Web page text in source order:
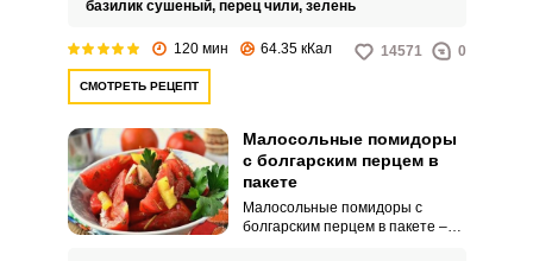
выложить в тарелку и все! Вы и
удивлены простотой в
базилик сушеный, перец чили, зелень
120 мин 64.35 кКал 14571 0
СМОТРЕТЬ РЕЦЕПТ
Малосольные помидоры
с болгарским перцем в
пакете
Малосольные помидоры с
болгарским перцем в пакете –